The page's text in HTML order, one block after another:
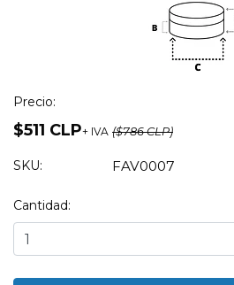
Precio:
$511 CLP+ IVA ($786 CLP)
SKU: FAV0007
Cantidad: